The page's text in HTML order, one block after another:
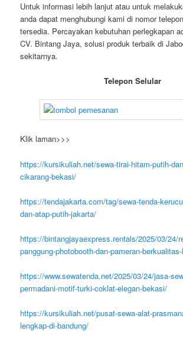
Untuk informasi lebih lanjut atau untuk
anda dapat menghubungi kami di nomor
tersedia. Percayakan kebutuhan perlegkapan
CV. Bintang Jaya, solusi produk terbaik di
sekitarnya.
Telepon Selular
Klik laman>>>
https://kursikuliah.net/sewa-tirai-hitam-putih-
cikarang-bekasi/
https://tendajakarta.com/tag/sewa-tenda-
dan-atap-putih-jakarta/
https://bintangjayaexpress.rentals/2025/03/24/
panggung-photobooth-dan-pameran-
https://www.sewatenda.net/2025/03/24/jasa-
permadani-motif-turki-coklat-elegan-bekasi/
https://kursikuliah.net/pusat-sewa-alat-
lengkap-di-bandung/